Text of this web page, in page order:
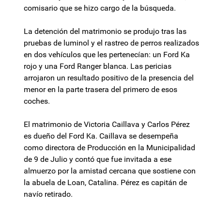
comisario que se hizo cargo de la búsqueda.
La detención del matrimonio se produjo tras las
pruebas de luminol y el rastreo de perros realizados
en dos vehículos que les pertenecían: un Ford Ka
rojo y una Ford Ranger blanca. Las pericias
arrojaron un resultado positivo de la presencia del
menor en la parte trasera del primero de esos
coches.
El matrimonio de Victoria Caillava y Carlos Pérez
es dueño del Ford Ka. Caillava se desempeña
como directora de Producción en la Municipalidad
de 9 de Julio y contó que fue invitada a ese
almuerzo por la amistad cercana que sostiene con
la abuela de Loan, Catalina. Pérez es capitán de
navío retirado.